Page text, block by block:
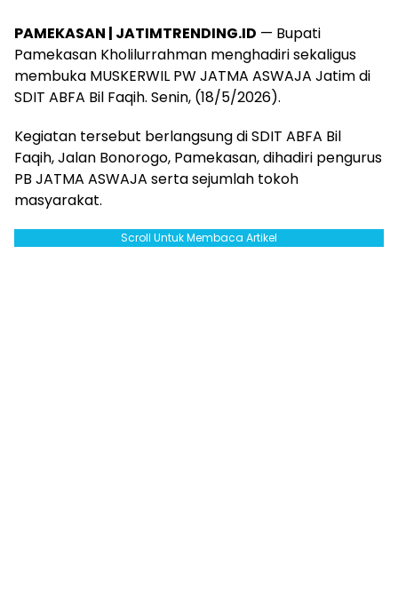
PAMEKASAN | JATIMTRENDING.ID — Bupati
Pamekasan Kholilurrahman menghadiri sekaligus
membuka MUSKERWIL PW JATMA ASWAJA Jatim di
SDIT ABFA Bil Faqih. Senin, (18/5/2026).
Kegiatan tersebut berlangsung di SDIT ABFA Bil
Faqih, Jalan Bonorogo, Pamekasan, dihadiri pengurus
PB JATMA ASWAJA serta sejumlah tokoh
masyarakat.
Scroll Untuk Membaca Artikel